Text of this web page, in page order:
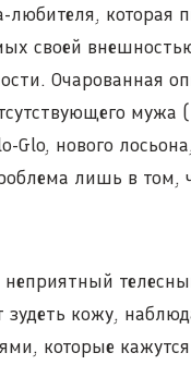
которая
своей
Очарованная
Glo, нового
лишь в том,
неприятный
зудеть кожу,
которые